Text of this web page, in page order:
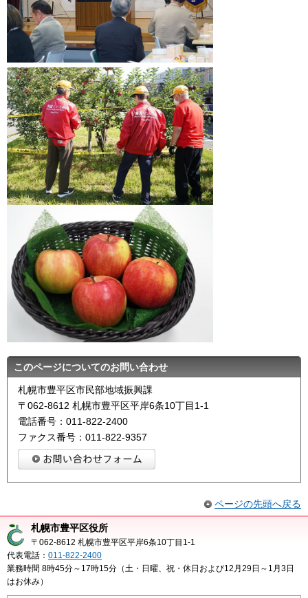
このページについてのお問い合わせ
札幌市豊平区市民部地域振興課
〒062-8612 札幌市豊平区平岸6条10丁目1-1
電話番号：011-822-2400
ファクス番号：011-822-9357
ページの先頭へ戻る
札幌市豊平区役所
〒062-8612 札幌市豊平区平岸6条10丁目1-1
代表電話： 011-822-2400
業務時間 8時45分～17時15分（土・日曜、祝・休日および12月29日～1月3日
はお休み）